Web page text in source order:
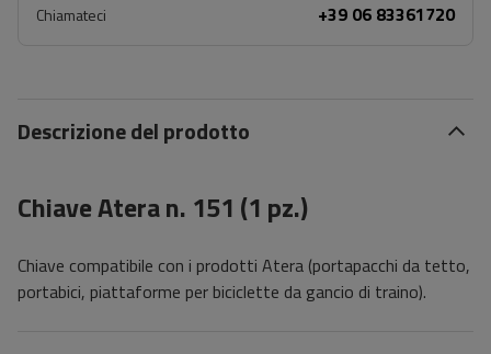
Chiamateci +39 06 83361720
Descrizione del prodotto
Chiave Atera n. 151 (1 pz.)
Chiave compatibile con i prodotti Atera (portapacchi da tetto,
portabici, piattaforme per biciclette da gancio di traino).